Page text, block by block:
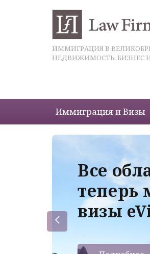
ИММИГРАЦИЯ В
НЕДВИЖИМОСТЬ, БИЗНЕС
Иммиграция и Визы
Все
теперь
визы